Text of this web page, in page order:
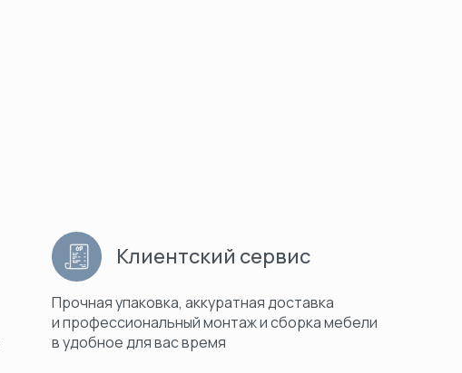
Клиентский сервис
Прочная упаковка, аккуратная доставка
и профессиональный монтаж и сборка мебели
в удобное для вас время